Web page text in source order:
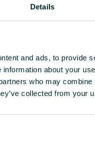
Details
and ads, to provide
about your
who may
collected from your